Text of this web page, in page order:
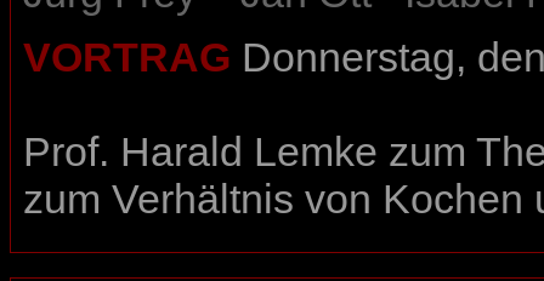
VORTRAG Donnerstag,
Prof. Harald Lemke zum
zum Verhältnis von Kochen